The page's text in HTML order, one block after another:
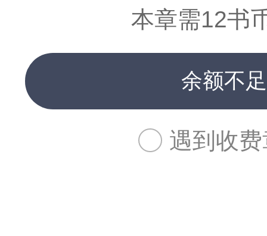
本章需12书
余额不
遇到收